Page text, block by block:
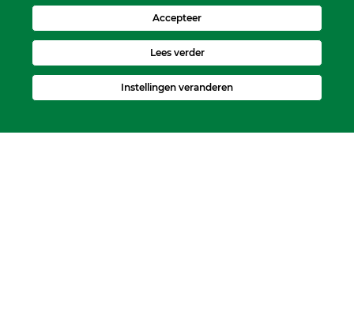
Accepteer
Lees verder
Instellingen veranderen